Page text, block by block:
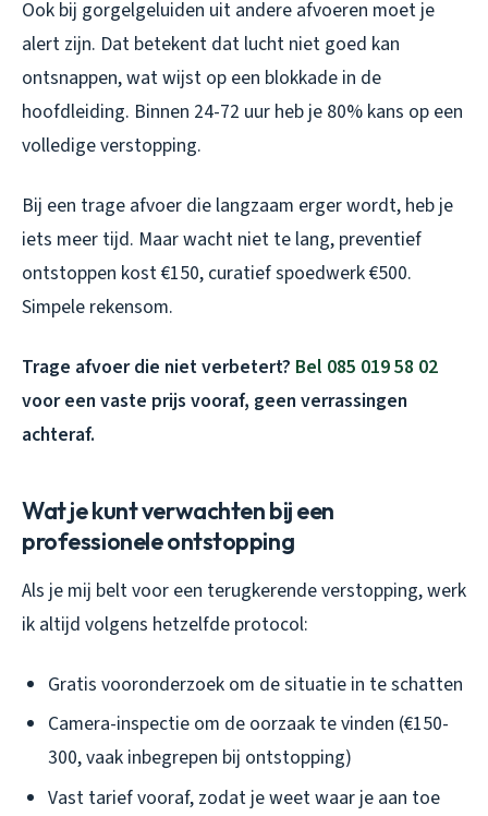
Ook bij gorgelgeluiden uit andere afvoeren moet je
alert zijn. Dat betekent dat lucht niet goed kan
ontsnappen, wat wijst op een blokkade in de
hoofdleiding. Binnen 24-72 uur heb je 80% kans op een
volledige verstopping.
Bij een trage afvoer die langzaam erger wordt, heb je
iets meer tijd. Maar wacht niet te lang, preventief
ontstoppen kost €150, curatief spoedwerk €500.
Simpele rekensom.
Trage afvoer die niet verbetert? Bel 085 019 58 02
voor een vaste prijs vooraf, geen verrassingen
achteraf.
Wat je kunt verwachten bij een
professionele ontstopping
Als je mij belt voor een terugkerende verstopping, werk
ik altijd volgens hetzelfde protocol:
Gratis vooronderzoek om de situatie in te schatten
Camera-inspectie om de oorzaak te vinden (€150-
300, vaak inbegrepen bij ontstopping)
Vast tarief vooraf, zodat je weet waar je aan toe